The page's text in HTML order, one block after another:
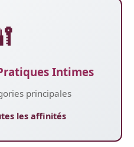
Intimes
principales
les affinités